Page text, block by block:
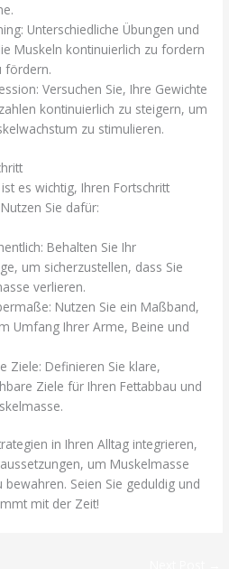
Unterschiedliche Übungen und
Muskeln kontinuierlich zu fordern
fördern.
Versuchen Sie, Ihre Gewichte
kontinuierlich zu steigern, um
zu stimulieren.
es wichtig, Ihren Fortschritt
Sie dafür:
Behalten Sie Ihr
um sicherzustellen, dass Sie
verlieren.
Nutzen Sie ein Maßband,
Umfang Ihrer Arme, Beine und
Ziele: Definieren Sie klare,
Ziele für Ihren Fettabbau und
in Ihren Alltag integrieren,
um Muskelmasse
Seien Sie geduldig und
mit der Zeit!